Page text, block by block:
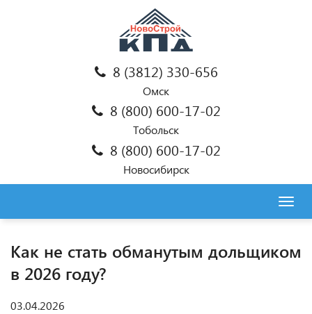
8 (3812) 330-656
Омск
8 (800) 600-17-02
Тобольск
8 (800) 600-17-02
Новосибирск
Как не стать обманутым дольщиком
в 2026 году?
03.04.2026